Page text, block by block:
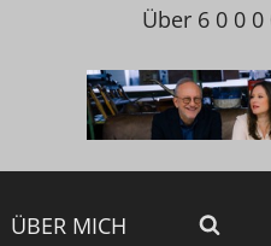
Über 6 0 0
ÜBER MICH